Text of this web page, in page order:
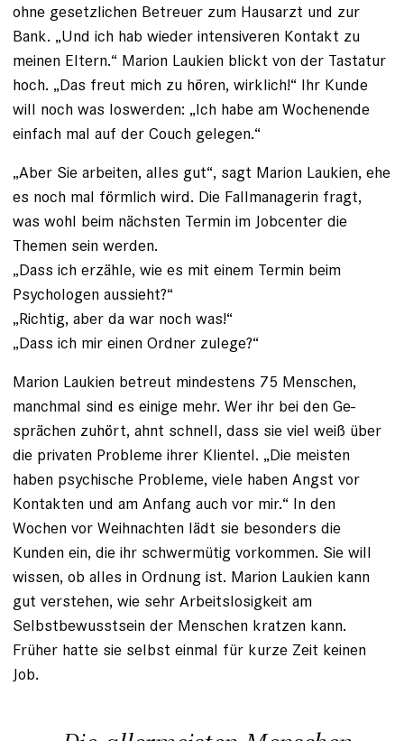
ohne gesetzlichen Betreuer zum Hausarzt und zur
Bank. „Und ich hab wieder intensiveren Kontakt zu
meinen Eltern.“ Marion Laukien blickt von der Tas­tatur
hoch. „Das freut mich zu hören, wirklich!“ Ihr Kunde
will noch was loswerden: „Ich habe am Wochenende
einfach mal auf der Couch gelegen.“
„Aber Sie arbeiten, alles gut“, sagt Marion Laukien, ehe
es noch mal förmlich wird. Die Fallmanagerin fragt,
was wohl beim nächsten Termin im Jobcenter die
Themen sein werden.
„Dass ich erzähle, wie es mit einem Termin beim
Psychologen aussieht?“
„Richtig, aber da war noch was!“
„Dass ich mir einen Ordner zulege?“
Marion Laukien betreut mindes­tens 75 Menschen,
manchmal sind es einige mehr. Wer ihr bei den Ge­
sprächen zuhört, ahnt schnell, dass sie viel weiß über
die privaten Probleme ihrer Klientel. „Die meisten
haben ­psychische Probleme, viele haben Angst vor
Kontakten und am Anfang auch vor mir.“ In den
Wochen vor Weihnachten lädt sie besonders die
Kunden ein, die ihr schwermütig vorkommen. Sie will
wissen, ob alles in Ordnung ist. Marion Laukien kann
gut verstehen, wie sehr Arbeitslosigkeit am
Selbstbewusstsein der Menschen kratzen kann.
Früher hatte sie selbst einmal für kurze Zeit keinen
Job.